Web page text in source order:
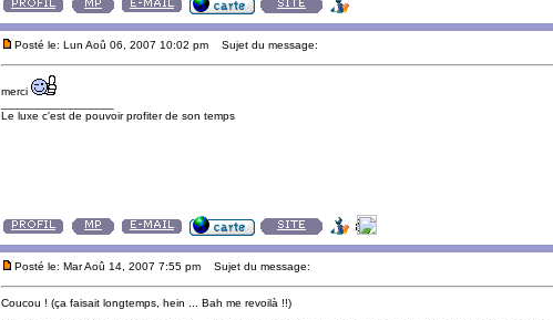
Posté le: Lun Aoû 06, 2007 10:02 pm Sujet du message:
merci
Le luxe c'est de pouvoir profiter de son temps
Posté le: Mar Aoû 14, 2007 7:55 pm Sujet du message:
Coucou ! (ça faisait longtemps, hein ... Bah me revoilà !!)